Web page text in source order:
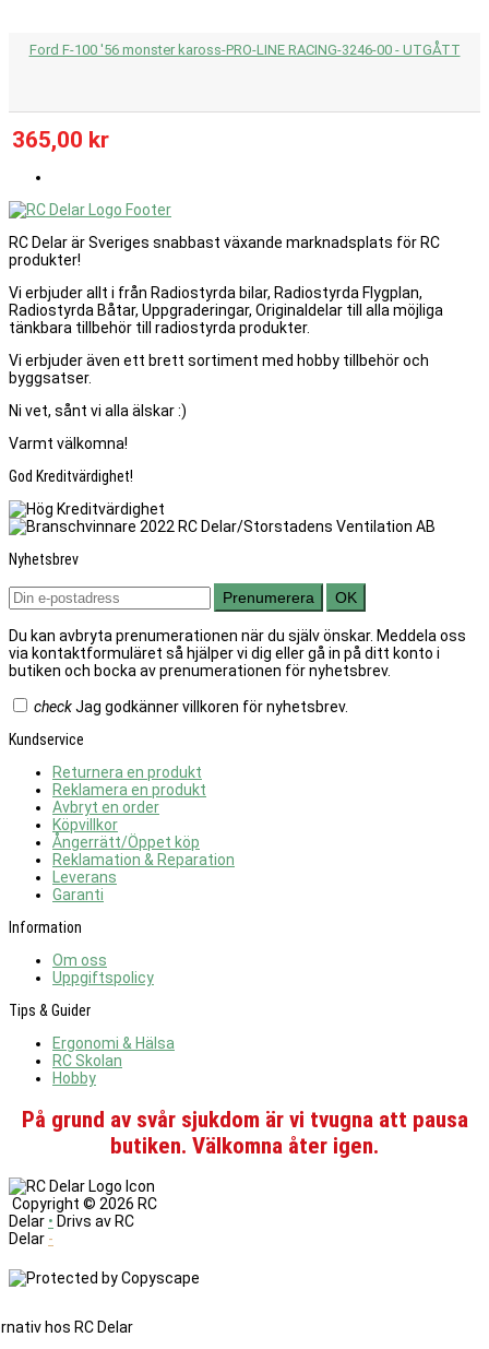
Ford F-100 '56 monster kaross-PRO-LINE RACING-3246-00 - UTGÅTT
365,00 kr
RC Delar är Sveriges snabbast växande marknadsplats för RC
produkter!
Vi erbjuder allt i från Radiostyrda bilar, Radiostyrda Flygplan,
Radiostyrda Båtar, Uppgraderingar, Originaldelar till alla möjliga
tänkbara tillbehör till radiostyrda produkter.
Vi erbjuder även ett brett sortiment med hobby tillbehör och
byggsatser.
Ni vet, sånt vi alla älskar :)
Varmt välkomna!
God Kreditvärdighet!
Nyhetsbrev
Prenumerera OK
Du kan avbryta prenumerationen när du själv önskar. Meddela oss
via kontaktformuläret så hjälper vi dig eller gå in på ditt konto i
butiken och bocka av prenumerationen för nyhetsbrev.
checkJag godkänner villkoren för nyhetsbrev.
Kundservice
Returnera en produkt
Reklamera en produkt
Avbryt en order
Köpvillkor
Ångerrätt/Öppet köp
Reklamation & Reparation
Leverans
Garanti
Information
Om oss
Uppgiftspolicy
Tips & Guider
Ergonomi & Hälsa
RC Skolan
Hobby
På grund av svår sjukdom är vi tvugna att pausa
butiken. Välkomna åter igen.
Copyright © 2026 RC
Delar • Drivs av RC
Delar -